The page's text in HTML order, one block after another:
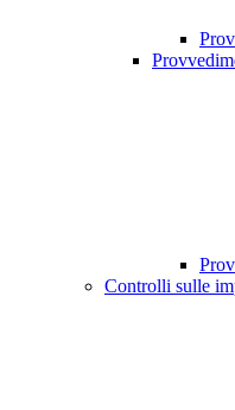
Controlli sulle